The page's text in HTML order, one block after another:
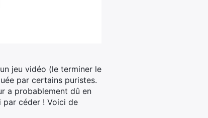
jeu vidéo (le terminer le
par certains puristes.
a probablement dû en
par céder ! Voici de